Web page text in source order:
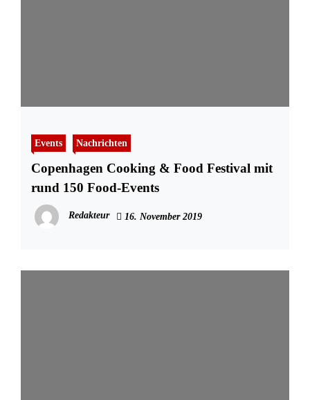
Events Nachrichten
Copenhagen Cooking & Food Festival mit
rund 150 Food-Events
Redakteur 16. November 2019